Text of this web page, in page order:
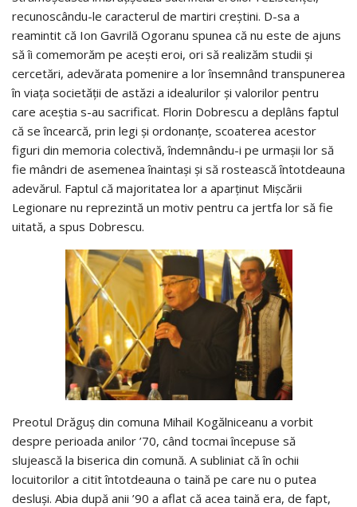
recunoscându-le caracterul de martiri creştini. D-sa a
reamintit că Ion Gavrilă Ogoranu spunea că nu este de ajuns
să îi comemorăm pe aceşti eroi, ori să realizăm studii şi
cercetări, adevărata pomenire a lor însemnând transpunerea
în viaţa societăţii de astăzi a idealurilor şi valorilor pentru
care aceştia s-au sacrificat. Florin Dobrescu a deplâns faptul
că se încearcă, prin legi şi ordonanţe, scoaterea acestor
figuri din memoria colectivă, îndemnându-i pe urmaşii lor să
fie mândri de asemenea înaintaşi şi să rostească întotdeauna
adevărul. Faptul că majoritatea lor a aparţinut Mişcării
Legionare nu reprezintă un motiv pentru ca jertfa lor să fie
uitată, a spus Dobrescu.
Preotul Drăguş din comuna Mihail Kogălniceanu a vorbit
despre perioada anilor ’70, când tocmai începuse să
slujească la biserica din comună. A subliniat că în ochii
locuitorilor a citit întotdeauna o taină pe care nu o putea
desluşi. Abia după anii ’90 a aflat că acea taină era, de fapt,